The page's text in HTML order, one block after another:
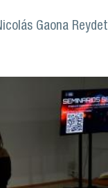
Gaona Reydet